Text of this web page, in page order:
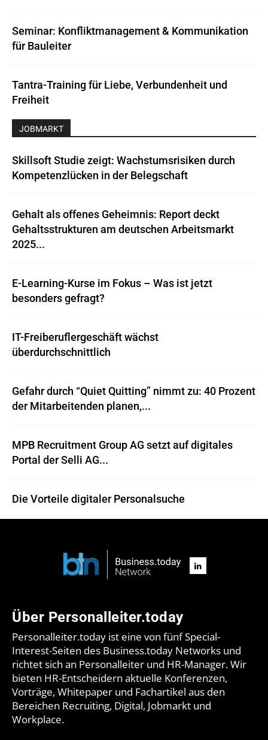
Seminar: Konfliktmanagement & Kommunikation
für Bauleiter
Tantra-Training für Liebe, Verbundenheit und
Freiheit
JOBMARKT
Skillsoft Studie zeigt: Wachstumsrisiken durch
Kompetenzlücken in der Belegschaft
Gehalt als offenes Geheimnis: Report deckt
Gehaltsstrukturen am deutschen Arbeitsmarkt
2025...
E-Learning-Kurse im Fokus – Was ist jetzt
besonders gefragt?
IT-Freiberuflergeschäft wächst
überdurchschnittlich
Gefahr durch “Quiet Quitting” nimmt zu: 40 Prozent
der Mitarbeitenden planen,...
MPB Recruitment Group AG setzt auf digitales
Portal der Selli AG...
Die Vorteile digitaler Personalsuche
Über Personalleiter.today
Personalleiter.today ist eine von fünf Special-
Interest-Seiten des Business.today Networks und
richtet sich an Personalleiter und HR-Manager. Wir
bieten HR-Entscheidern aktuelle Konferenzen,
Vorträge, Whitepaper und Fachartikel aus den
Bereichen Recruiting, Digital, Jobmarkt und
Workplace.